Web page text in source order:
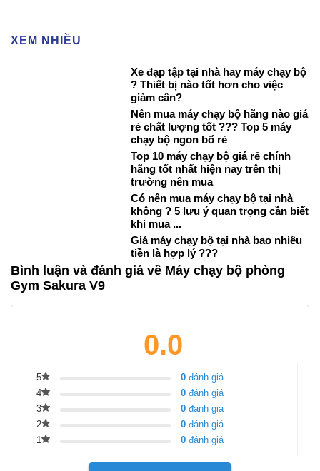
XEM NHIỀU
Xe đạp tập tại nhà hay máy chạy bộ
? Thiết bị nào tốt hơn cho việc
giảm cân?
Nên mua máy chạy bộ hãng nào giá
rẻ chất lượng tốt ??? Top 5 máy
chạy bộ ngon bổ rẻ
Top 10 máy chạy bộ giá rẻ chính
hãng tốt nhất hiện nay trên thị
trường nên mua
Có nên mua máy chạy bộ tại nhà
không ? 5 lưu ý quan trọng cần biết
khi mua ...
Giá máy chạy bộ tại nhà bao nhiêu
tiền là hợp lý ???
Bình luận và đánh giá về Máy chạy bộ phòng
Gym Sakura V9
0.0
5 0 đánh giá
4
0 đánh giá
3
0 đánh giá
2
0 đánh giá
1
0 đánh giá